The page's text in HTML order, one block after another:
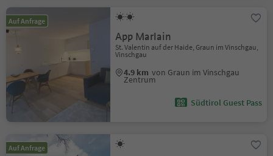
Auf Anfrage
App Marlain
St. Valentin auf der Haide, Graun im Vinschgau,
Vinschgau
4.9 km von Graun im Vinschgau
Zentrum
Südtirol Guest Pass
Auf Anfrage